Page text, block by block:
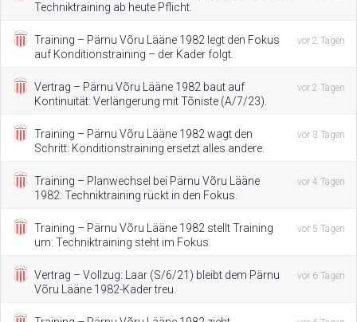
Techniktraining ab heute Pflicht.
Training – Pärnu Võru Lääne 1982 legt den Fokus
auf Konditionstraining – der Kader folgt.
vor 2 Tagen
Vertrag – Pärnu Võru Lääne 1982 baut auf
Kontinuität: Verlängerung mit Tõniste (A/7/23).
vor 2 Tagen
Training – Pärnu Võru Lääne 1982 wagt den
Schritt: Konditionstraining ersetzt alles andere.
vor 3 Tagen
Training – Planwechsel bei Pärnu Võru Lääne
1982: Techniktraining rückt in den Fokus.
vor 4 Tagen
Training – Pärnu Võru Lääne 1982 stellt Training
um: Techniktraining steht im Fokus.
vor 5 Tagen
Vertrag – Vollzug: Laar (S/6/21) bleibt dem Pärnu
Võru Lääne 1982-Kader treu.
vor 6 Tagen